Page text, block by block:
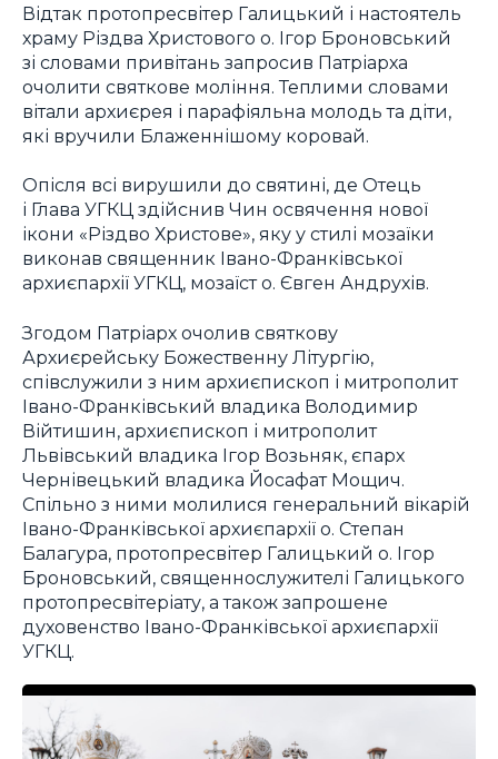
Відтак протопресвітер Галицький і настоятель
храму Різдва Христового о. Ігор Броновський
зі словами привітань запросив Патріарха
очолити святкове моління. Теплими словами
вітали архиєрея і парафіяльна молодь та діти,
які вручили Блаженнішому коровай.
Опісля всі вирушили до святині, де Отець
і Глава УГКЦ здійснив Чин освячення нової
ікони «Різдво Христове», яку у стилі мозаїки
виконав священник Івано-Франківської
архиєпархії УГКЦ, мозаїст о. Євген Андрухів.
Згодом Патріарх очолив святкову
Архиєрейську Божественну Літургію,
співслужили з ним архиєпископ і митрополит
Івано-Франківський владика Володимир
Війтишин, архиєпископ і митрополит
Львівський владика Ігор Возьняк, єпарх
Чернівецький владика Йосафат Мощич.
Спільно з ними молилися генеральний вікарій
Івано-Франківської архиєпархії о. Степан
Балагура, протопресвітер Галицький о. Ігор
Броновський, священнослужителі Галицького
протопресвітеріату, а також запрошене
духовенство Івано-Франківської архиєпархії
УГКЦ.